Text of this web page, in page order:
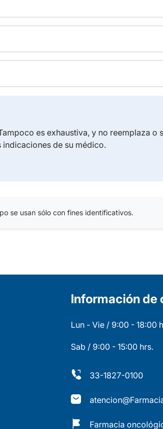
es exhaustiva, y no reemplaza o
de su médico.
se usan sólo con fines identificativos.
Información de
Lun - Vie / 9:00 - 18:00
Sab / 9:00 - 15:00 hrs.
33-1827-0100
Farmacia